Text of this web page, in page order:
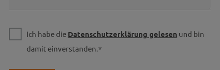
Ich habe die Datenschutzerklärung gelesen und bin
damit einverstanden.*